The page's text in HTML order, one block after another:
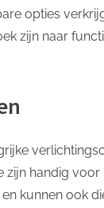
opties
zijn naar
zijn handig
kunnen ook